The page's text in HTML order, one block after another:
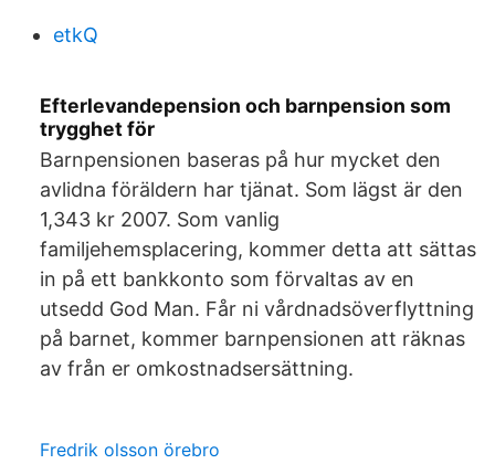
etkQ
Efterlevandepension och barnpension som
trygghet för
Barnpensionen baseras på hur mycket den
avlidna föräldern har tjänat. Som lägst är den
1,343 kr 2007. Som vanlig
familjehemsplacering, kommer detta att sättas
in på ett bankkonto som förvaltas av en
utsedd God Man. Får ni vårdnadsöverflyttning
på barnet, kommer barnpensionen att räknas
av från er omkostnadsersättning.
Fredrik olsson örebro